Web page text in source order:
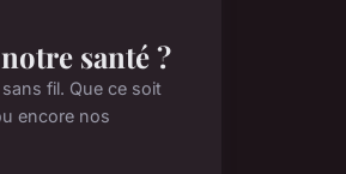
santé ?
fil. Que ce soit
encore nos